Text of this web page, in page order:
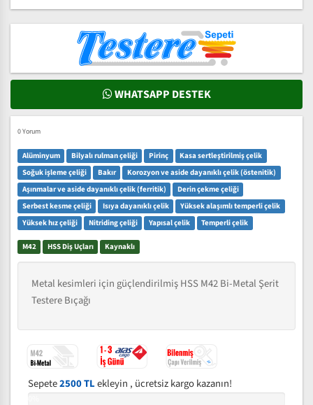
WHATSAPP DESTEK
0 Yorum
Alüminyum Bilyalı rulman çeliği Pirinç
Kasa sertleştirilmiş çelik
Soğuk işleme çeliği
Bakır
Korozyon ve aside dayanıklı çelik (östenitik)
Aşınmalar ve aside dayanıklı çelik (ferritik)
Derin çekme çeliği
Serbest kesme çeliği
Isıya dayanıklı çelik
Yüksek alaşımlı temperli çelik
Yüksek hız çeliği
Nitriding çeliği Yapısal çelik Temperli çelik
M42 HSS Diş Uçları Kaynaklı
Metal kesimleri için güçlendirilmiş HSS M42 Bi-Metal Şerit
Testere Bıçağı
Sepete2500 TLekleyin , ücretsiz kargo kazanın!